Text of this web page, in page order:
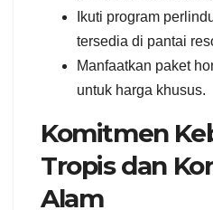
Ikuti program
tersedia di pantai
Manfaatkan paket
untuk harga khusus.
Komitmen
Tropis dan
Alam